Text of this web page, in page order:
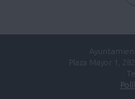
Plaza Mayor 1,